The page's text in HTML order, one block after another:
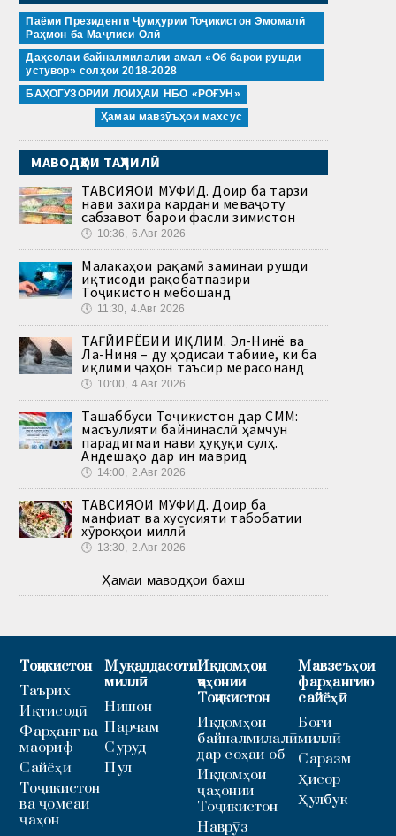
Паёми Президенти Ҷумҳурии Тоҷикистон Эмомалӣ
Раҳмон ба Маҷлиси Олӣ
Даҳсолаи байналмилалии амал «Об барои рушди
устувор» солҳои 2018-2028
БАҲОГУЗОРИИ ЛОИҲАИ НБО «РОҒУН»
Ҳамаи мавзӯъҳои махсус
МАВОДҲОИ ТАҲЛИЛӢ
ТАВСИЯҲОИ МУФИД. Доир ба тарзи
нави захира кардани меваҷоту
сабзавот барои фасли зимистон
🕔 10:36, 6.Авг 2026
Малакаҳои рақамӣ заминаи рушди
иқтисоди рақобатпазири
Тоҷикистон мебошанд
🕔 11:30, 4.Авг 2026
ТАҒЙИРЁБИИ ИҚЛИМ. Эл-Нинё ва
Ла-Ниня – ду ҳодисаи табиие, ки ба
иқлими ҷаҳон таъсир мерасонанд
🕔 10:00, 4.Авг 2026
Ташаббуси Тоҷикистон дар СММ:
масъулияти байнинаслӣ ҳамчун
парадигмаи нави ҳуқуқи сулҳ.
Андешаҳо дар ин маврид
🕔 14:00, 2.Авг 2026
ТАВСИЯҲОИ МУФИД. Доир ба
манфиат ва хусусияти табобатии
хӯрокҳои миллӣ
🕔 13:30, 2.Авг 2026
Ҳамаи маводҳои бахш
Тоҷикистон
Таърих
Иқтисодӣ
Фарҳанг ва
маориф
Сайёҳӣ
Тоҷикистон
ва ҷомеаи
ҷаҳон
Муқаддасоти
миллӣ
Нишон
Парчам
Суруд
Пул
Иқдомҳои
ҷаҳонии
Тоҷикистон
Иқдомҳои
байналмилалӣ
дар соҳаи об
Иқдомҳои
ҷаҳонии
Тоҷикистон
Наврӯз
Мавзеъҳои
фарҳангию
сайёҳӣ
Боғи
миллӣ
Саразм
Ҳисор
Ҳулбук